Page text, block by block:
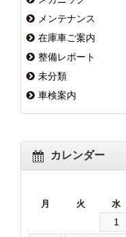
メンテナンス
在庫車ご案内
整備レポート
未分類
車検案内
カレンダー
月 火 水
1